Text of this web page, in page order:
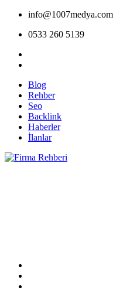
info@1007medya.com
0533 260 5139
Blog
Rehber
Seo
Backlink
Haberler
İlanlar